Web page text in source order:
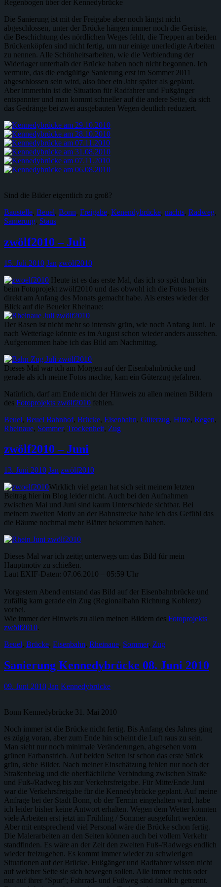
Regenbogen über der Kennedybrücke
Die Sanierung ist mit der Freigabe aber noch längst nicht
abgeschlossen, unter der Brücke hängen immer noch die Gerüste,
die Beschichtung des nördlichen Weges fehlt, die Treppen an beiden
Brückenköpfen sind nicht fertig, um nur einige unerledigte Arbeiten
zu nennen. Alle Schönheitsarbeiten, wie die Verblendung der
Widerlager unterhalb der Brücke haben noch nicht begonnen. Ich
vermute, das die endgültige Sanierung erst im Sommer 2011
abgeschlossen sein wird, also über ein Jahr später als geplant.
Aber immerhin ist die Situation für Radfahrer und Fußgänger
entspannter und man kommt schneller auf die andere Seite, da sich
das Gedränge bei zwei ausgebauten Wegen deutlich reduziert.
Sind die Bilder eigentlich zu groß?
Baustelle, Beuel, Bonn, Freigabe, Kenendybrücke, nachts, Radweg,
Sanierung, Staus
zwölf2010 – Juli
15. Juli 2010 Jan zwölf2010
Heute ist es das erste Mal, das ich so spät dran bin
beim Fotoprojekt zwölf2010 und das obwohl ich die Fotos bereits
direkt am Anfang des Monats gemacht habe. Als erstes wieder der
Blick auf die Beueler Rheinaue:
Der Rasen ist nicht mehr so intensiv grün, wie noch Anfang Juni. Je
nach Wetterlage könnte es im August schon wieder anders aussehen.
Aufgenommen habe ich das Bild am Nachmittag.
Dieses Mal war ich am Morgen auf der Eisenbahnbrücke und
gerade als ich meine Fotos machte, kam ein Güterzug gefahren.
Natürlich, darf am Ende nicht der Hinweis zu allen meinen Bildern
des Fotoprojekts zwölf2010 fehlen.
Beuel, Beuel Bahnhof, Brücke, Eisenbahn, Güterzug, Hitze, Regen,
Rheinaue, Sommer, Trockenheit, Zug
zwölf2010 – Juni
13. Juni 2010 Jan zwölf2010
Wirklich viel getan hat sich seit meinem letzten
Beitrag hier im Blog leider nicht. Auch bei den Aufnahmen
zwischen Mai und Juni sind kaum Unterschiede sichtbar. Bei
meinem zweiten Motiv an der Bahnstrecke habe ich das Gefühl das
die Bäume nochmal mehr Blätter bekommen haben.
Dieses Mal war ich zeitig unterwegs um das Bild für mein
Hauptmotiv zu schießen.
Laut EXIF-Daten: 07.06.2010 – 05:59 Uhr
Vorgestern Abend entstand das Bild auf der Eisenbahnbrücke und
zufällig kam gerade ein Zug (Regionalbahn Richtung Koblenz)
vorbei.
Wie immer der Hinweis zu allen meinen Bildern des Fotoprojekts
zwölf2010.
Beuel, Brücke, Eisenbahn, Rheinaue, Sommer, Zug
Sanierung Kennedybrücke 08. Juni 2010
09. Juni 2010 Jan Kennedybrücke
Bonn Kennedybrücke 31. Mai 2010
Noch immer ist die Brücke nicht fertig. Bis Anfang des Jahres ging
es zügig voran, aber zum Ende hin scheint die Luft raus zu sein.
Man sieht nur noch minimale Veränderungen, abgesehen vom
grünen Farbanstrich. Auf beiden Seiten ist schon das erste Stück
grün, siehe Bilder. Nach meiner Einschätzung fehlen nur noch der
Straßenbelag und die oberflächliche Verbindung zwischen Straße
und Fuß-/Radweg bis zur Verkehrsfreigabe. Für Mitte/Ende Juni
war die Verkehrsfreigabe für die Kennedybrücke geplant. Auf meine
Anfrage bei der Stadt Bonn, ob der Termin eingehalten wird, habe
ich leider bisher keine Antwort erhalten. Wegen dem Wetter konnten
viele Arbeiten erst jetzt im Frühling / Sommer ausgeführt werden.
Aber mit entsprechend viel Personal wäre die Brücke schon fertig.
Die Malerarbeiten an den Seiten können auch bei vollem Verkehr
standfinden. Es wäre an der Zeit den zweiten Fuß-/Radwegs endlich
wieder freizugeben. Es kommt immer wieder zu schwierigen
Situationen auf der Brücke. Fußgänger und Radfahrer wissen nicht
auf welcher Seite sie sich bewegen sollen. Alle immer rechts oder
nur auf ihrer “Spur“; Fahrrad- und Fußweg sind farblich getrennt.